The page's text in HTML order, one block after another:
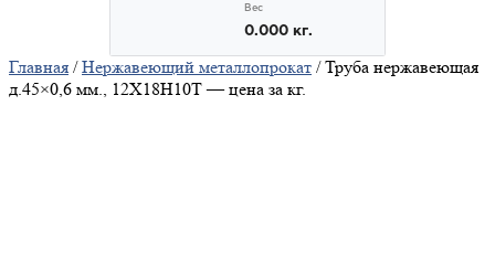
Главная /Нержавеющий металлопрокат / Труба нержавеющая
д.45×0,6 мм., 12Х18Н10Т — цена за кг.